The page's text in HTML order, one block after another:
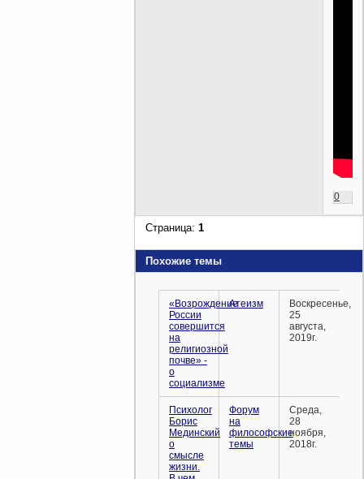
0
Страница:1
Похожие темы
«Возрождение
России
совершится
на
религиозной
почве» -
о
социализме
Атеизм
Воскресенье,
25
августа,
2019г.
Психолог
Борис
Мединский
о
смысле
жизни.
Форум
на
философские
темы
Среда,
28
ноября,
2018г.